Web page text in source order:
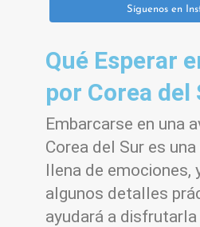
Síguenos en
Qué Esperar
por Corea del
Embarcarse en una
Corea del Sur es
llena de emociones,
algunos detalles
ayudará a disfrutarla